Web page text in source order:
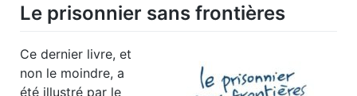
Le prisonnier sans frontières
Ce dernier livre, et
non le moindre, a
été illustré par le